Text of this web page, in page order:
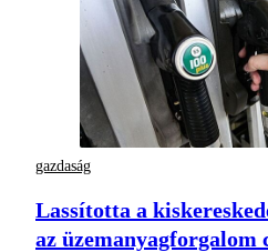
gazdaság
Lassította a
az üzemanyagforgalom